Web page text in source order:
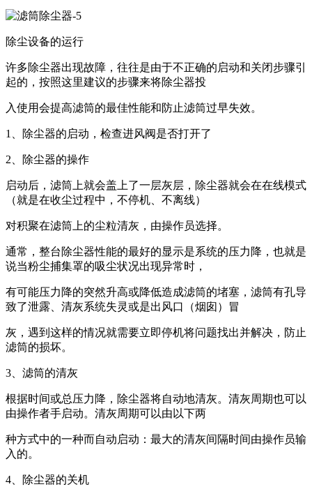
除尘设备的运行
许多除尘器出现故障，往往是由于不正确的启动和关闭步骤引
起的，按照这里建议的步骤来将除尘器投
入使用会提高滤筒的最佳性能和防止滤筒过早失效。
1、除尘器的启动，检查进风阀是否打开了
2、除尘器的操作
启动后，滤筒上就会盖上了一层灰层，除尘器就会在在线模式
（就是在收尘过程中，不停机、不离线）
对积聚在滤筒上的尘粒清灰，由操作员选择。
通常，整台除尘器性能的最好的显示是系统的压力降，也就是
说当粉尘捕集罩的吸尘状况出现异常时，
有可能压力降的突然升高或降低造成滤筒的堵塞，滤筒有孔导
致了泄露、清灰系统失灵或是出风口（烟囱）冒
灰，遇到这样的情况就需要立即停机将问题找出并解决，防止
滤筒的损坏。
3、滤筒的清灰
根据时间或总压力降，除尘器将自动地清灰。清灰周期也可以
由操作者手启动。清灰周期可以由以下两
种方式中的一种而自动启动：最大的清灰间隔时间由操作员输
入的。
4、除尘器的关机